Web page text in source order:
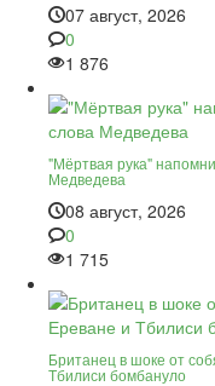
07 август, 2026
0
1 876
"Мёртвая рука"
Медведева
08 август, 2026
0
1 715
Британец в шоке от
Тбилиси бомбануло